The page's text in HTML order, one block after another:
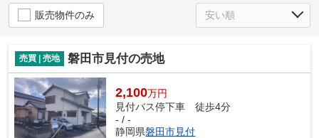
販売物件のみ
売買 | 売地 磐田市見付の売地
2,100万円
見付バス停下車 徒歩4分
- / -
静岡県磐田市見付